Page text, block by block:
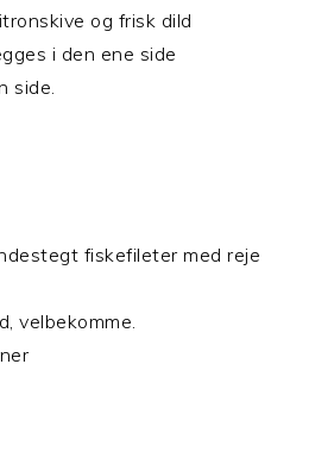
og frisk dild
i den ene side
side.
fiskefileter med reje
velbekomme.